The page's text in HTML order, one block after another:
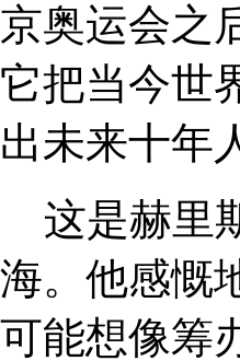
京奥运会之
它把当今世
出未来十年
这是赫里
海。他感慨
可能想像筹